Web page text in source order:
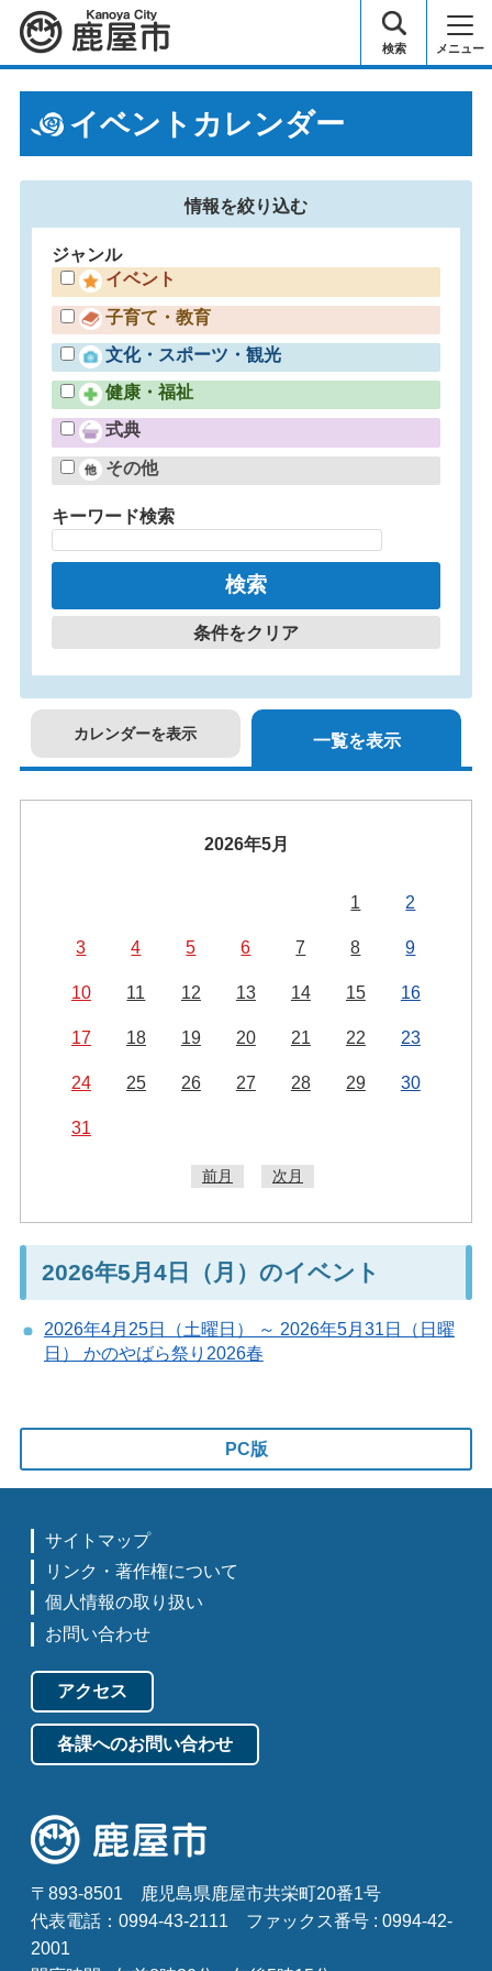
鹿屋市 検索 メニュー
イベントカレンダー
情報を絞り込む
ジャンル
イベント
子育て・教育
文化・スポーツ・観光
健康・福祉
式典
その他
キーワード検索
条件をクリア
カレンダーを表示 一覧を表示
2026年5月
1 2
3 4 5 6 7 8 9
10 11 12 13 14 15 16
17 18 19 20 21 22 23
24 25 26 27 28 29 30
31
前月 次月
2026年5月4日（月）のイベント
2026年4月25日（土曜日） ～ 2026年5月31日（日曜
日） かのやばら祭り2026春
PC版
サイトマップ
リンク・著作権について
個人情報の取り扱い
お問い合わせ
アクセス
各課へのお問い合わせ
〒893-8501
鹿児島県鹿屋市共栄町20番1号
代表電話：0994-43-2111
ファックス番号 : 0994-42-
2001